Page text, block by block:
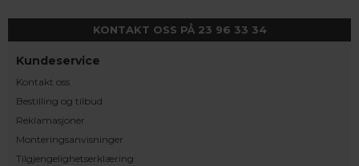
KONTAKT OSS PÅ 23 96 33 34
Kundeservice
Kontakt oss
Bestilling og tilbud
Reklamasjoner
Monteringsanvisninger
Tilgjengelighetserklæring